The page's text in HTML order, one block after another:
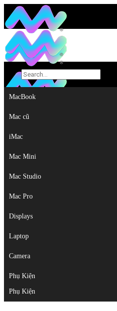
MacBook
Mac cũ
iMac
Mac Mini
Mac Studio
Mac Pro
Displays
Laptop
Camera
Phụ Kiện
MacBook
Mac cũ
iMac
Mac Mini
Mac Studio
Mac Pro
Displays
Laptop
Camera
Phụ Kiện
Top